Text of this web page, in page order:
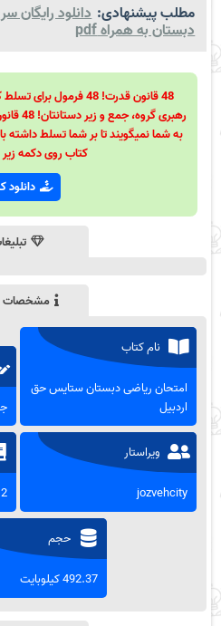
مطلب پیشنهادی: دانلود
دبستان به همراه pdf
رهبری
به شما نمیگویند تا بر شما تسلط داشته
کتاب روی دکمه
دانلود
مشخصات
نام کتاب
امتحان ریاضی دبستان ستایس حق
اردبیل
ویراستار
jozvehcity
2
حجم
492.37 کیلوبایت